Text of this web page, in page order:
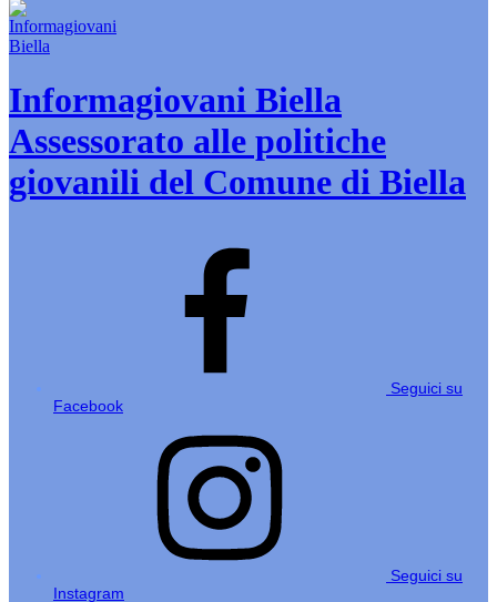
Informagiovani Biella
Assessorato alle politiche
giovanili del Comune di Biella
Seguici su
Facebook
Seguici su
Instagram